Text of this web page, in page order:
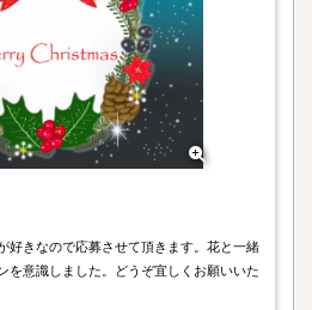
好きなので応募させて頂きます。花と一緒
を意識しました。どうぞ宜しくお願いいた